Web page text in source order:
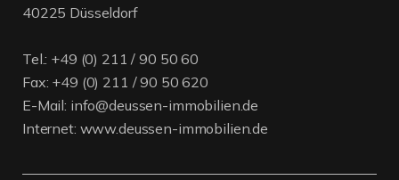
40225 Düsseldorf
Tel.: +49 (0) 211 / 90 50 60
Fax: +49 (0) 211 / 90 50 620
E-Mail: info@deussen-immobilien.de
Internet: www.deussen-immobilien.de